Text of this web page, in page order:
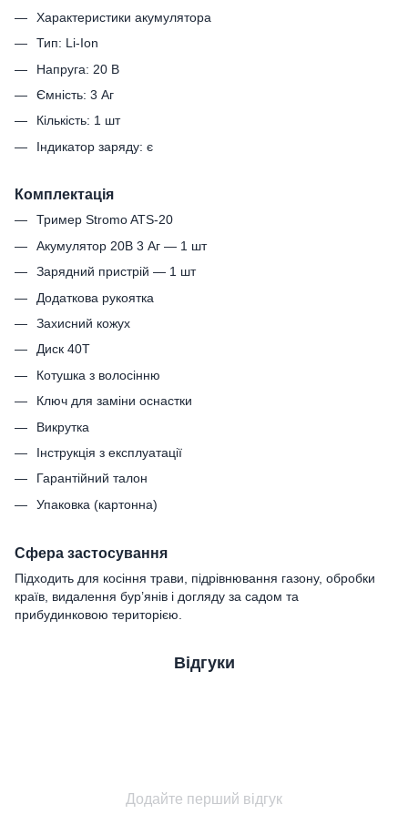
Характеристики акумулятора
Тип: Li-Ion
Напруга: 20 В
Ємність: 3 Аг
Кількість: 1 шт
Індикатор заряду: є
Комплектація
Тример Stromo ATS-20
Акумулятор 20В 3 Аг — 1 шт
Зарядний пристрій — 1 шт
Додаткова рукоятка
Захисний кожух
Диск 40Т
Котушка з волосінню
Ключ для заміни оснастки
Викрутка
Інструкція з експлуатації
Гарантійний талон
Упаковка (картонна)
Сфера застосування
Підходить для косіння трави, підрівнювання газону, обробки
країв, видалення бур’янів і догляду за садом та
прибудинковою територією.
Відгуки
Додайте перший відгук